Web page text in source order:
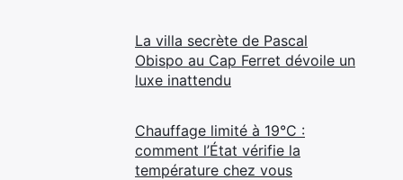
La villa secrète de Pascal
Obispo au Cap Ferret dévoile un
luxe inattendu
Chauffage limité à 19°C :
comment l’État vérifie la
température chez vous